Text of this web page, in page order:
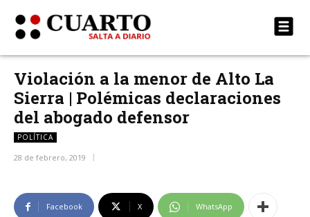
Violación a la menor de Alto La
Sierra | Polémicas declaraciones
del abogado defensor
POLÍTICA
28 de febrero, 2019
Facebook X WhatsApp